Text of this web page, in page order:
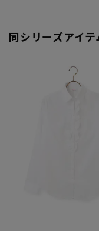
同シリーズアイ